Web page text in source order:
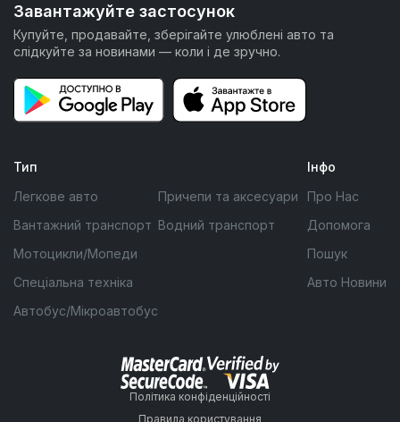
Завантажуйте застосунок
Купуйте, продавайте, зберігайте улюблені авто та
слідкуйте за новинами — коли і де зручно.
Тип
Легкове авто
Вантажний транспорт
Мотоцикли/Мопеди
Спеціальна техніка
Автобус/Мікроавтобус
Причепи та аксесуари
Водний транспорт
Інфо
Про Нас
Допомога
Пошук
Авто Новини
Політика конфіденційності
Правила користування